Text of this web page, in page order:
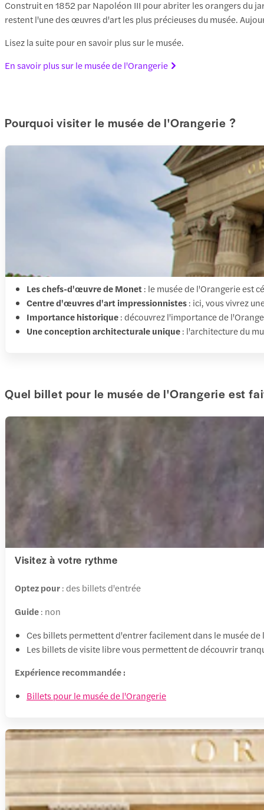
Construit en 1852 par Napoléon III pour abriter les orangers du
restent l'une des œuvres d'art les plus précieuses du musée.
Lisez la suite pour en savoir plus sur le musée.
En savoir plus sur le musée de l'Orangerie
Pourquoi visiter le musée de l'Orangerie ?
Les chefs-d'œuvre de Monet: le musée de l'Orangerie est
Centre d'œuvres d'art impressionnistes: ici, vous vivrez
Importance historique: découvrez l'importance de
Une conception architecturale unique: l'architecture du
Quel billet pour le musée de l'Orangerie est
Visitez à votre rythme
Optez pour: des billets d'entrée
Guide: non
Ces billets permettent d'entrer facilement dans le musée
Les billets de visite libre vous permettent de découvrir
Expérience recommandée :
Billets pour le musée de l'Orangerie